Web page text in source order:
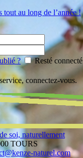
tout au long de l’année !
? Resté connecté
connectez-vous.
soi, naturellement
TOURS
naturel.com